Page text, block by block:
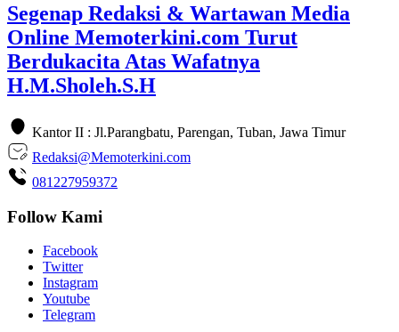
Segenap Redaksi & Wartawan Media
Online Memoterkini.com Turut
Berdukacita Atas Wafatnya
H.M.Sholeh.S.H
Kantor II : Jl.Parangbatu, Parengan, Tuban, Jawa Timur
Redaksi@Memoterkini.com
081227959372
Follow Kami
Facebook
Twitter
Instagram
Youtube
Telegram